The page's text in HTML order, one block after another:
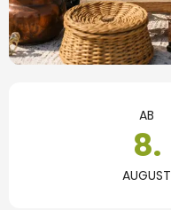
AB
8.
AUGUST